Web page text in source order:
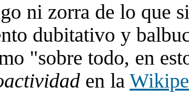
ni zorra de lo que
dubitativo y
"sobre todo, en
en la